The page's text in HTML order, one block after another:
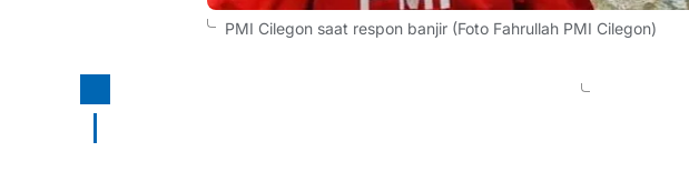
PMI Cilegon saat respon banjir (Foto Fahrullah PMI Cilegon)